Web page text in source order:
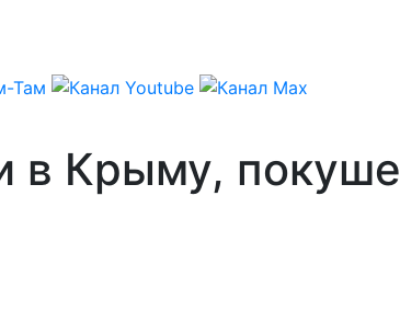
в Крыму,